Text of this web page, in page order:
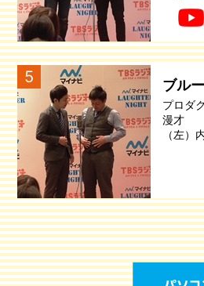
5 ブル
プロダ
漫才
（左